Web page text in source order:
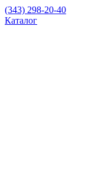
(343) 298-20-40
Каталог